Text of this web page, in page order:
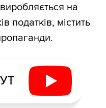
на
податків, містить